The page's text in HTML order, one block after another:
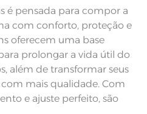
Camada extra de conforto
adicionando de 5 a 6cm á altura
total do colchão; Elásticos laterais
para estabilidade; Lavável em
Máquina; Não alérgico; Fibra de
Origem Sustentável
Revestimento branco liso com
matelassado em forma de
quadrados, lateral com borda
reforçada e elástico nas 4 pontas
para abraçar o colchão e garantir a
estabilidade
Capa 100% Poliéster; Enchimento
suave ou delicado de
bastante água;
de amaciante e sabão;
é pensada para compor a
com conforto, proteção e
oferecem uma base
prolongar a vida útil do
além de transformar seus
mais qualidade. Com
e ajuste perfeito, são